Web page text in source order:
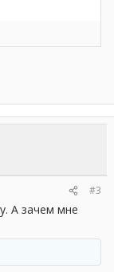
#3
А зачем мне